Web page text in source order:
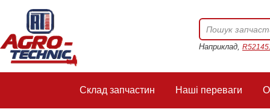
Наприклад,
Склад запчастин Наші переваги